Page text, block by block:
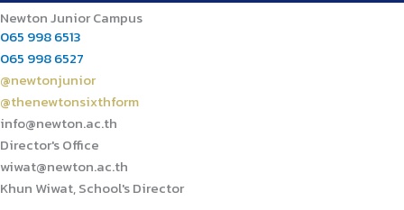
Newton Junior Campus
065 998 6513
065 998 6527
@newtonjunior
@thenewtonsixthform
info@newton.ac.th
Director's Office
wiwat@newton.ac.th
Khun Wiwat, School's Director